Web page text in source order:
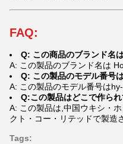
FAQ:
Q: この商品のブランド名
A: この製品のブランド名は
Q: この製品のモデル番号
A: この製品のモデル番号は
Q:この製品はどこで作ら
A: この製品は,中国ウキシ・
クト・コー・リテッドで製造
Tags: